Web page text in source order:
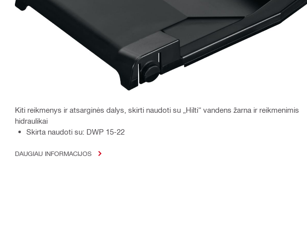
Kiti reikmenys ir atsarginės dalys, skirti naudoti su „Hilti“ vandens žarna ir reikmenimis
hidraulikai
Skirta naudoti su: DWP 15-22
DAUGIAU INFORMACIJOS